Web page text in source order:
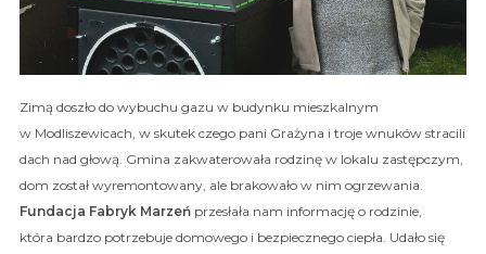
Zimą doszło do wybuchu gazu w budynku mieszkalnym
w Modliszewicach, w skutek czego pani Grażyna i troje wnuków stracili
dach nad głową. Gmina zakwaterowała rodzinę w lokalu zastępczym,
dom został wyremontowany, ale brakowało w nim ogrzewania.
Fundacja Fabryk Marzeń przesłała nam informację o rodzinie,
która bardzo potrzebuje domowego i bezpiecznego ciepła. Udało się